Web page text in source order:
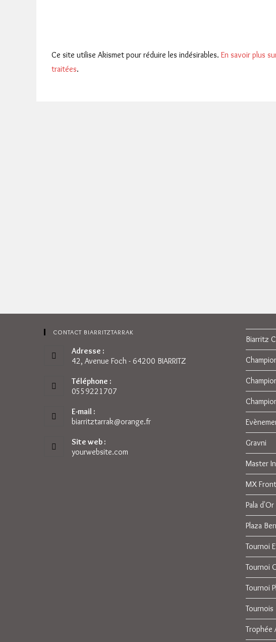
Ce site utilise Akismet pour réduire les indésirables. En savoir plus
traitées.
CONTACT BIARRITZTARRAK
Adresse :
42, Avenue Foch - 64200 BIARRITZ
Téléphone :
0559221707
E-mail :
biarritztarrak@orange.frS’ouvre
Site web :
yourwebsite.com
Biarritz
Gravni
Master
MX
Pala d'Or
Plaza
Tournoi
Tournoi
Tournoi
Tournois
Trophée